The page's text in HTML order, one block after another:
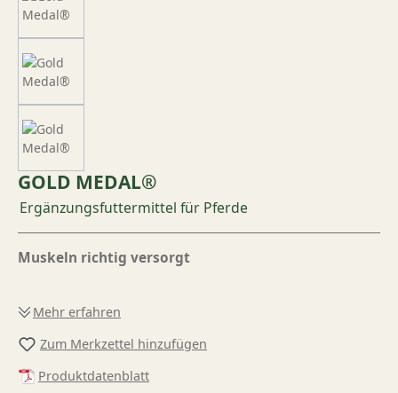
GOLD MEDAL®
Ergänzungsfuttermittel für Pferde
Muskeln richtig versorgt
Mehr erfahren
Zum Merkzettel hinzufügen
Produktdatenblatt